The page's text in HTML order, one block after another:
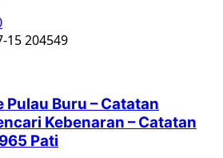
Pulau Buru – Catatan
Kebenaran – Catatan
Pati